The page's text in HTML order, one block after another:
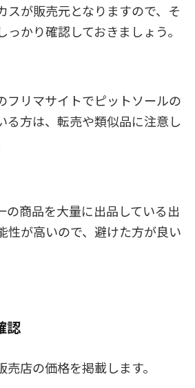
スが販売元となりますので、そ
かり確認しておきましょう。
フリマサイトでピットソールの
る方は、転売や類似品に注意し
の商品を大量に出品している出
性が高いので、避けた方が良い
認
店の価格を掲載します。